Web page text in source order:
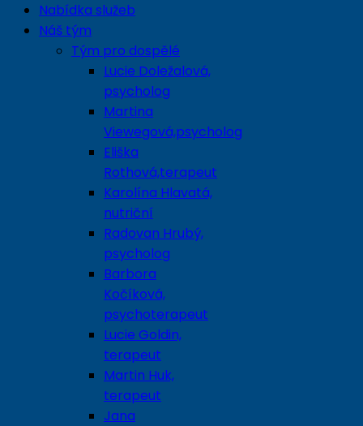
Nabídka služeb
Náš tým
Tým pro dospělé
Lucie Doležalová,
psycholog
Martina
Viewegová,psycholog
Eliška
Rothová,terapeut
Karolína Hlavatá,
nutriční
Radovan Hrubý,
psycholog
Barbora
Kočíková,
psychoterapeut
Lucie Goldin,
terapeut
Martin Huk,
terapeut
Jana